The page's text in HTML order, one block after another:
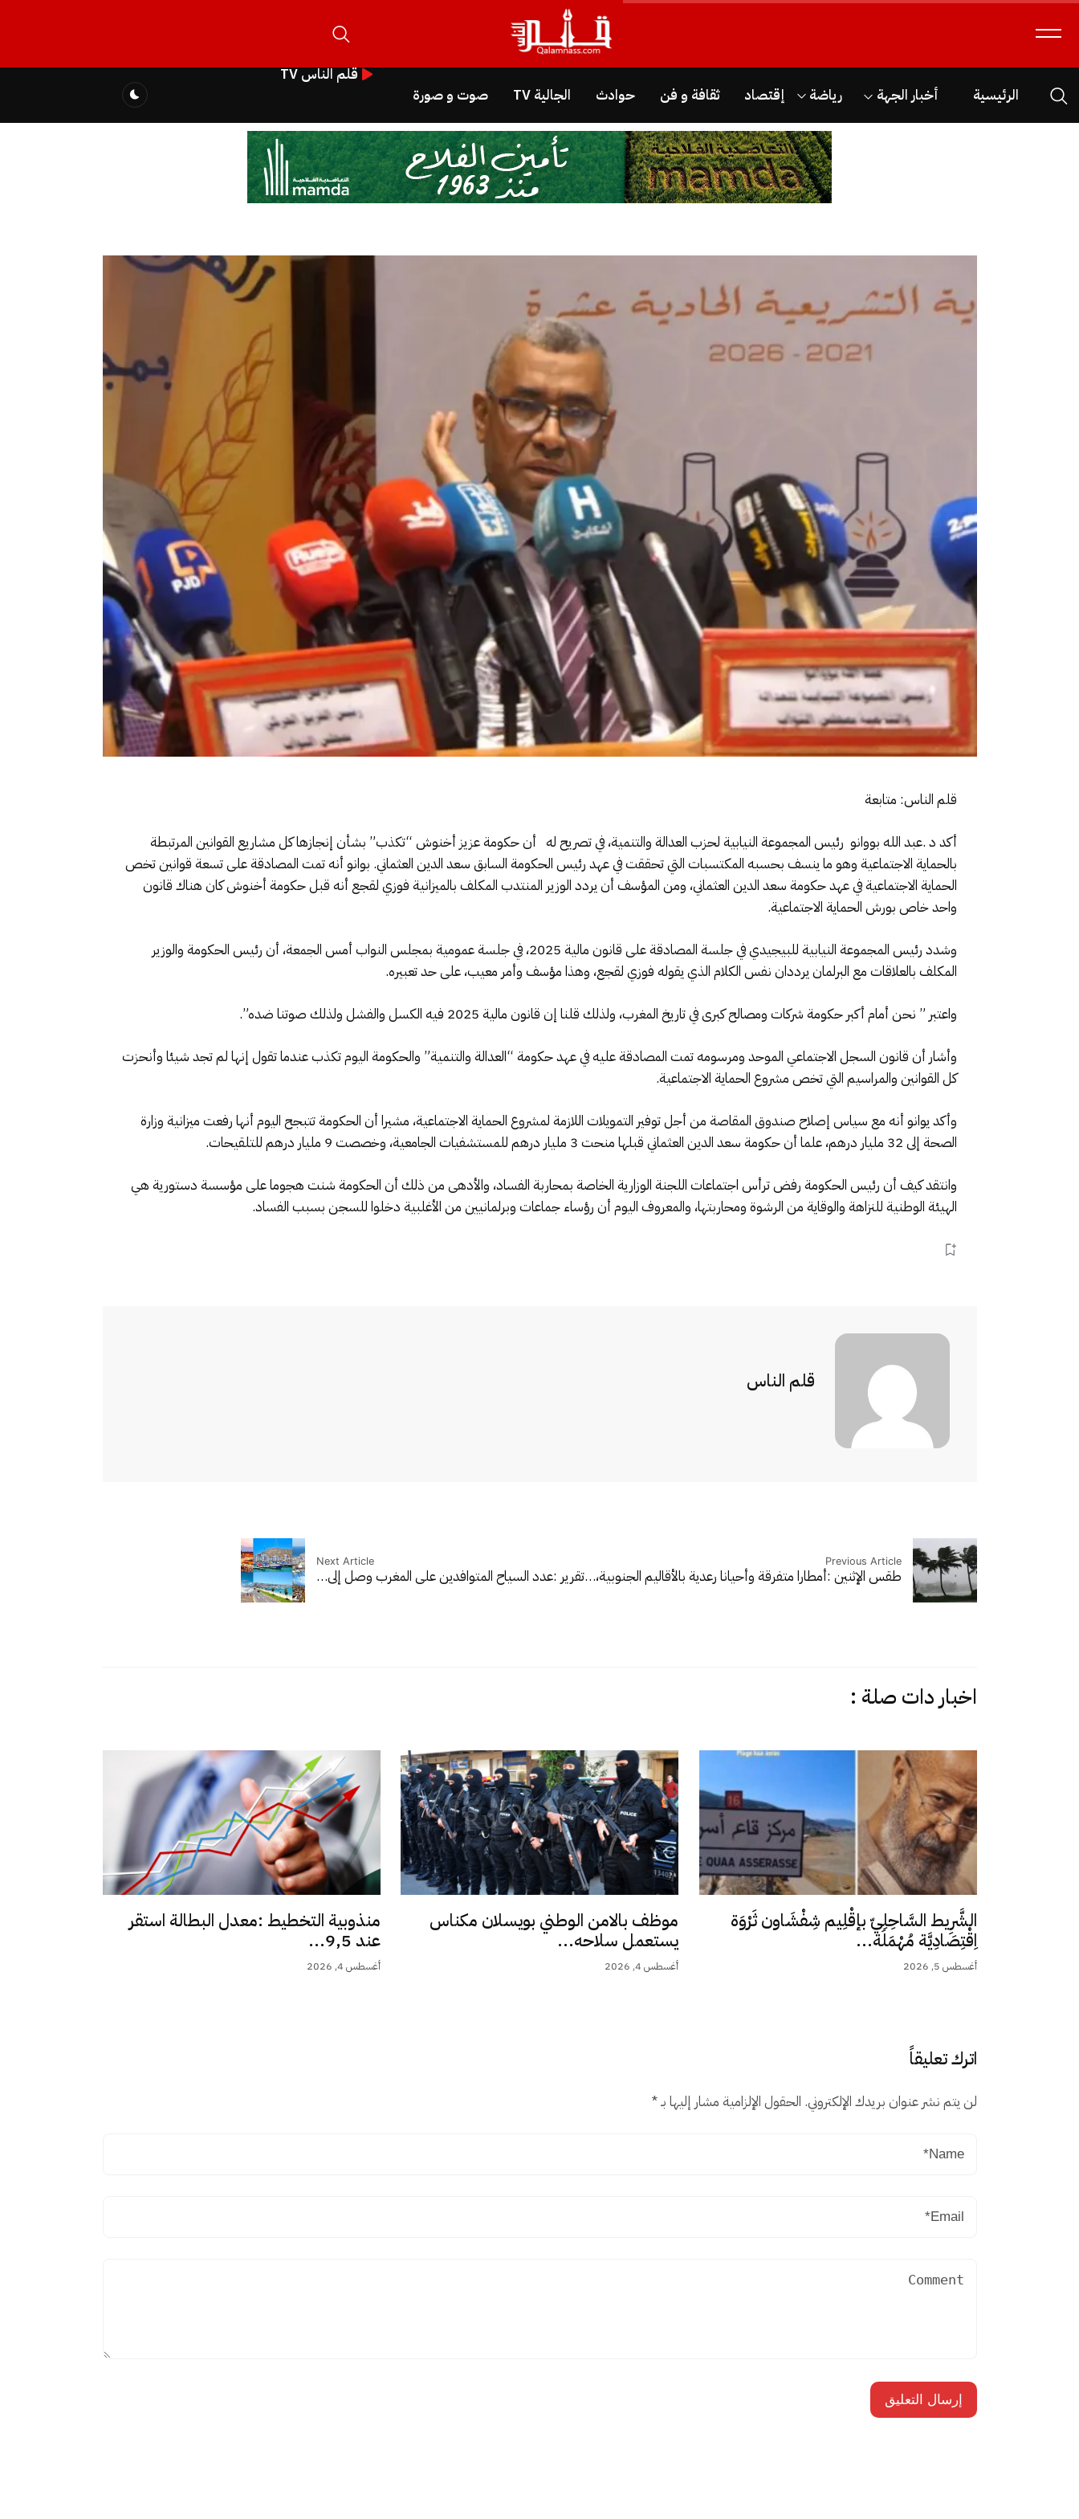
الرئيسية أخبار الجهة رياضة إقتصاد ثقافة و فن حوادث الجالية TV صوت و صورة
قلم الناس TV
قلم الناس: متابعة
أكد د .عبد الله بووانو رئيس المجموعة النيابية لحزب العدالة والتنمية، في تصريح له أن حكومة عزيز أخنوش “تكذب” بشأن إنجازها كل مشاريع القوانين المرتبطة
بالحماية الاجتماعية وهو ما ينسف بحسبه المكتسبات التي تحققت في عهد رئيس الحكومة السابق سعد الدين العثماني. بوانو أنه تمت المصادقة على تسعة قوانين تخص
الحماية الاجتماعية في عهد حكومة سعد الدين العثماني، ومن المؤسف أن يردد الوزير المنتدب المكلف بالميزانية فوزي لقجع أنه قبل حكومة أخنوش كان هناك قانون
واحد خاص بورش الحماية الاجتماعية.
وشدد رئيس المجموعة النيابية للبيجيدي في جلسة المصادقة على قانون مالية 2025، في جلسة عمومية بمجلس النواب أمس الجمعة، أن رئيس الحكومة والوزير
المكلف بالعلاقات مع البرلمان يرددان نفس الكلام الذي يقوله فوزي لقجع، وهذا مؤسف وأمر معيب، على حد تعبيره.
واعتبر ” نحن أمام أكبر حكومة شركات ومصالح كبرى في تاريخ المغرب، ولذلك قلنا إن قانون مالية 2025 فيه الكسل والفشل ولذلك صوتنا ضده”.
وأشار أن قانون السجل الاجتماعي الموحد ومرسومه تمت المصادقة عليه في عهد حكومة “العدالة والتنمية” والحكومة اليوم تكذب عندما تقول إنها لم تجد شيئا وأنحزت
كل القوانين والمراسيم التي تخص مشروع الحماية الاجتماعية.
وأكد يوانو أنه مع سياس إصلاح صندوق المقاصة من أجل توفير التمويلات اللازمة لمشروع الحماية الاجتماعية، مشيرا أن الحكومة تتبجح اليوم أنها رفعت ميزانية وزارة
الصحة إلى 32 مليار درهم، علما أن حكومة سعد الدين العثماني قبلها منحت 3 مليار درهم للمستشفيات الجامعية، وخصصت 9 مليار درهم للتلقيحات.
وانتقد كيف أن رئيس الحكومة رفض ترأس اجتماعات اللجنة الوزارية الخاصة بمحاربة الفساد، والأدهى من ذلك أن الحكومة شنت هجوما على مؤسسة دستورية هي
الهيئة الوطنية للنزاهة والوقاية من الرشوة ومحاربتها، والمعروف اليوم أن رؤساء جماعات وبرلمانيين من الأغلبية دخلوا للسجن بسبب الفساد.
قلم الناس
Previous Article
طقس الإثنين :أمطارا متفرقة وأحيانا رعدية بالأقاليم الجنوبية،…
Next Article
تقرير :عدد السياح المتوافدين على المغرب وصل إلى…
اخبار دات صلة :
الشَّرِيط السَّاحِلِيّ بإقْلِيم شِفْشَاون ثَرْوَة
اِقْتِصَادِيَّة مُهْمَلَة...
أغسطس 5, 2026
موظف بالامن الوطني بويسلان مكناس
يستعمل سلاحه...
أغسطس 4, 2026
منذوبية التخطيط :معدل البطالة استقر
عند 9,5...
أغسطس 4, 2026
اترك تعليقاً
لن يتم نشر عنوان بريدك الإلكتروني. الحقول الإلزامية مشار إليها بـ*